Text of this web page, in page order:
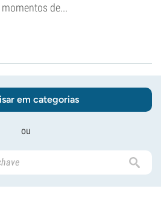
de...
em categorias
ou